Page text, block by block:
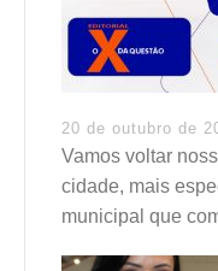
20 de outubro de
Vamos voltar
cidade, mais
municipal que